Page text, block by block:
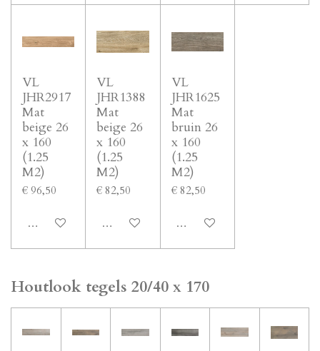
VL
JHR2917
Mat
beige 26
x 160
(1.25
M2)
€ 96,50
In winkelwagen
VL
JHR1388
Mat
beige 26
x 160
(1.25
M2)
€ 82,50
In winkelwagen
VL
JHR1625
Mat
bruin 26
x 160
(1.25
M2)
€ 82,50
In winkelwagen
Houtlook tegels 20/40 x 170